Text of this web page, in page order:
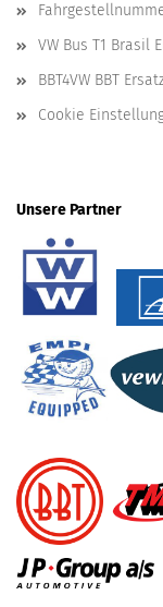
VW Bus T1
BBT4VW BBT
Cookie
Unsere Partner